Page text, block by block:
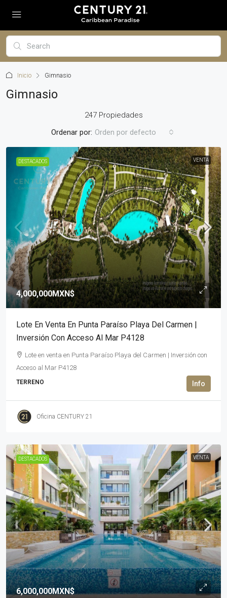
Inicio Gimnasio
Gimnasio
247 Propiedades
Ordenar por: Orden por defecto
DESTACADOS VENTA
4,000,000MXN$
Lote En Venta En Punta Paraíso Playa Del Carmen |
Inversión Con Acceso Al Mar P4128
Lote en venta en Punta Paraíso Playa del Carmen | Inversión con
Acceso al Mar P4128
TERRENO
Oficina CENTURY 21
DESTACADOS VENTA
6,000,000MXN$